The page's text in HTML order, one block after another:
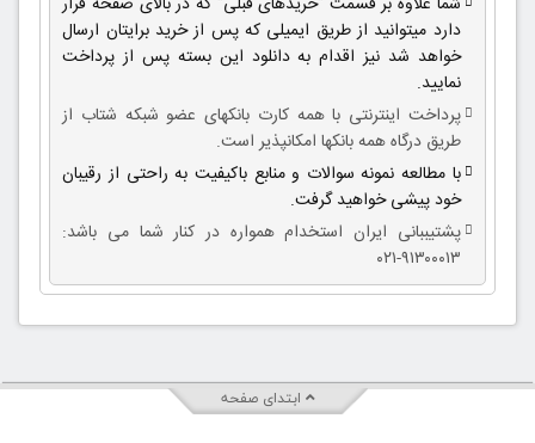
دارد میتوانید از طریق ایمیلی که پس از خرید برایتان ارسال
خواهد شد نیز اقدام به دانلود این بسته پس از پرداخت
نمایید.
پرداخت اینترنتی با همه کارت بانکهای عضو شبکه شتاب از
طریق درگاه همه بانکها امکانپذیر است.
با مطالعه نمونه سوالات و منابع باکیفیت به راحتی از رقیبان
خود پیشی خواهید گرفت.
پشتیببانی ایران استخدام همواره در کنار شما می باشد:
۹۱۳۰۰۰۱۳-۰۲۱
ابتدای صفحه